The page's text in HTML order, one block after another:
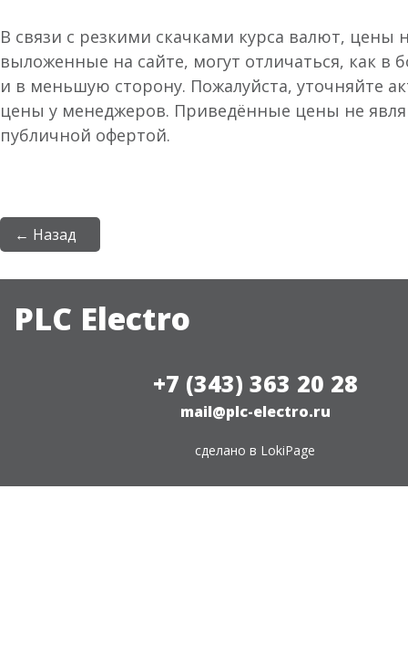
В связи с резкими скачками курса валют, цены
выложенные на сайте, могут отличаться, как в
и в меньшую сторону. Пожалуйста, уточняйте
цены у менеджеров. Приведённые цены не
публичной офертой.
← Назад
PLC Electro
+7 (343) 363 20 28
mail@plc-electro.ru
сделано в LokiPage